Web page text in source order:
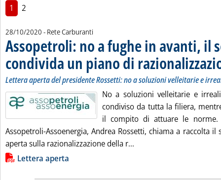
1 2
28/10/2020 - Rete Carburanti
Assopetroli: no a fughe in avanti, il
condivida un piano di
Lettera aperta del presidente Rossetti: no a soluzioni velleitarie e
No a soluzioni velleitarie e
condiviso da tutta la filiera,
il compito di attuare le
Assopetroli-Assoenergia, Andrea Rossetti, chiama a raccolta
aperta sulla razionalizzazione della r...
Lista allegati PDF alla notizia
Lettera aperta